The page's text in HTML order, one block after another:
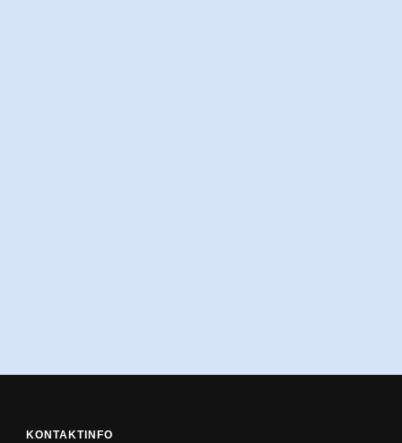
KONTAKTINFO